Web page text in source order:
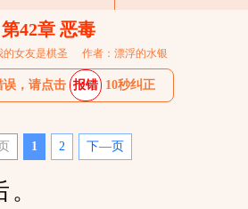
第42章 恶毒
女友是棋圣 作者：漂浮的水银
误，请点击 报错 10秒纠正
1 2 下—页